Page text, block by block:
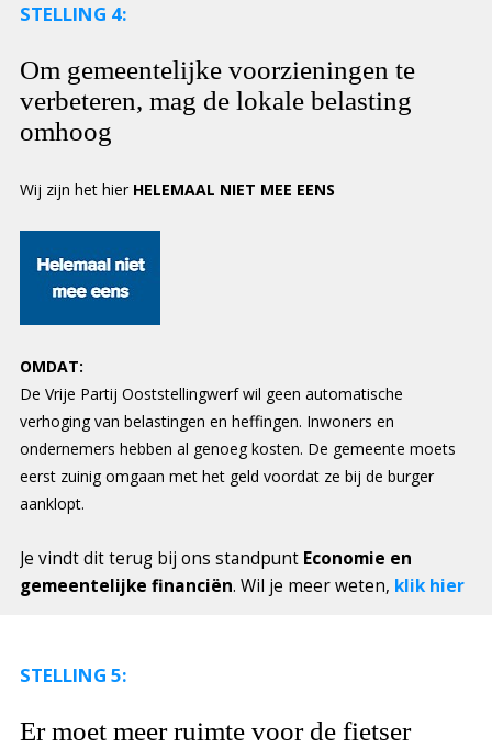
STELLING 4:
Om gemeentelijke voorzieningen te
verbeteren, mag de lokale belasting
omhoog
Wij zijn het hier HELEMAAL NIET MEE EENS
OMDAT:
De Vrije Partij Ooststellingwerf wil geen automatische
verhoging van belastingen en heffingen. Inwoners en
ondernemers hebben al genoeg kosten. De gemeente moets
eerst zuinig omgaan met het geld voordat ze bij de burger
aanklopt.
Je vindt dit terug bij ons standpunt Economie en
gemeentelijke financiën. Wil je meer weten, klik hier
STELLING 5:
Er moet meer ruimte voor de fietser